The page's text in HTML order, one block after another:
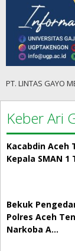
PT. LINTAS GAYO
Keber Ari
Kacabdin Aceh
Kepala SMAN
Bekuk
Polres Aceh
Narkoba A…